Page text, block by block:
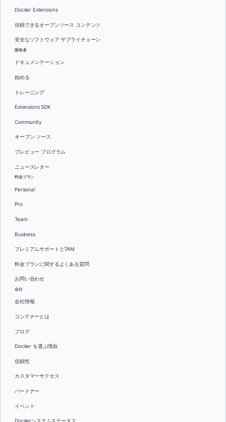
Docker Extensions
信頼できるオープンソース コンテンツ
安全なソフトウェア サプライチェーン
開発者
ドキュメンテーション
始める
トレーニング
Extensions SDK
Community
オープン ソース
プレビュー プログラム
ニュースレター
料金プラン
Personal
Pro
Team
Business
プレミアムサポートとTAM
料金プランに関するよくある質問
お問い合わせ
会社
会社情報
コンテナーとは
ブログ
Docker を選ぶ理由
信頼性
カスタマーサクセス
パートナー
イベント
Dockerシステムステータス